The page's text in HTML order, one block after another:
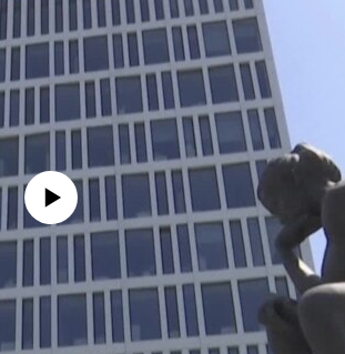
currently available